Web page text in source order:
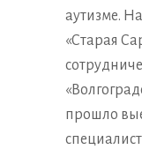
аутизме.
«Старая
прошло